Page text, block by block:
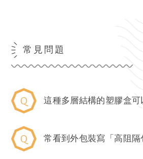
常見問題
這種多層結構的塑膠盒
常看到外包裝寫「高阻